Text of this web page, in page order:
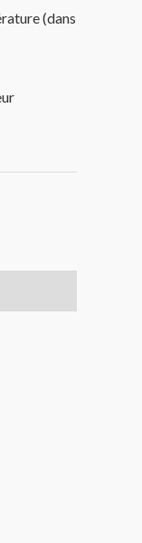
(dans